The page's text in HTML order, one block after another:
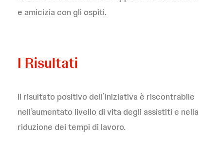
e amicizia con gli ospiti.
I Risultati
Il risultato positivo dell’iniziativa è riscontrabile
nell’aumentato livello di vita degli assistiti e nella
riduzione dei tempi di lavoro.